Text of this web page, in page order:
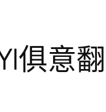
俱意